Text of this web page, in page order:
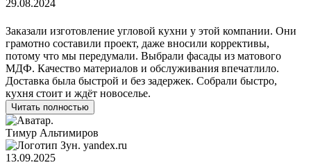
29.08.2024
Заказали изготовление угловой кухни у этой компании. Они
грамотно составили проект, даже вносили коррективы,
потому что мы передумали. Выбрали фасады из матового
МДФ. Качество материалов и обслуживания впечатлило.
Доставка была быстрой и без задержек. Собрали быстро,
кухня стоит и ждёт новоселье.
Читать полностью
Тимур Альтимиров
yandex.ru
13.09.2025